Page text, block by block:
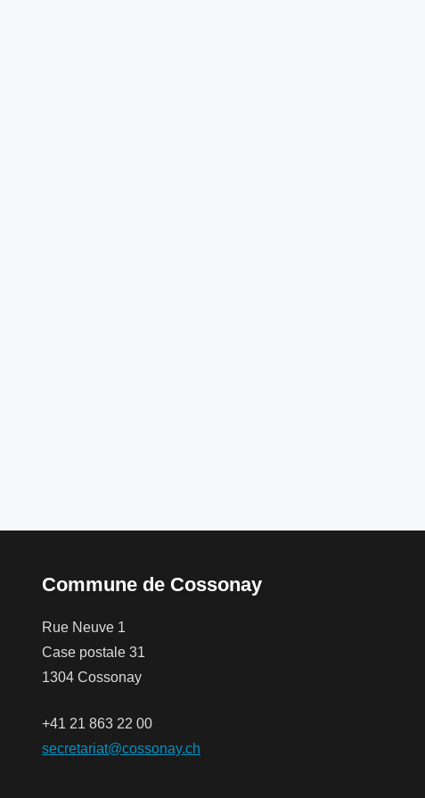
Commune de Cossonay
Rue Neuve 1
Case postale 31
1304 Cossonay
+41 21 863 22 00
secretariat@cossonay.ch